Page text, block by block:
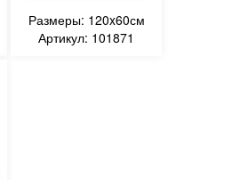
Размеры: 120x60см
Артикул: 101871